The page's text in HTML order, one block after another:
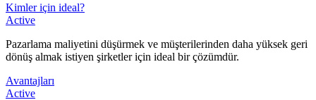
Kimler için ideal?
Active
​Pazarlama maliyetini düşürmek ve müşterilerinden daha yüksek geri
dönüş almak istiyen şirketler için ideal bir çözümdür.​
Avantajları
Active